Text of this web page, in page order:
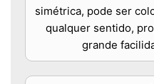
simétrica, pode ser
qualquer sentido,
grande